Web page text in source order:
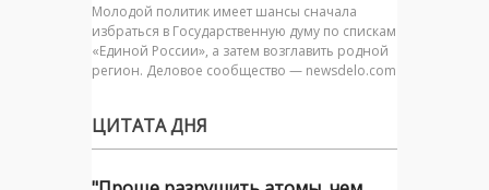
Молодой политик имеет шансы сначала
избраться в Государственную думу по спискам
«Единой России», а затем возглавить родной
регион. Деловое сообщество — newsdelo.com
ЦИТАТА ДНЯ